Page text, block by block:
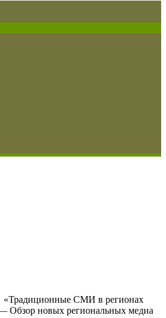
«Традиционные СМИ в регионах
Обзор новых региональных медиа